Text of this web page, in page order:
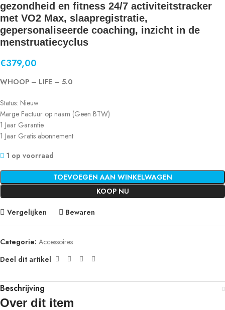
gezondheid en fitness 24/7 activiteitstracker
met VO2 Max, slaapregistratie,
gepersonaliseerde coaching, inzicht in de
menstruatiecyclus
€379,00
WHOOP – LIFE – 5.0
Status: Nieuw
Marge Factuur op naam (Geen BTW)
1 Jaar Garantie
1 Jaar Gratis abonnement
1 op voorraad
TOEVOEGEN AAN WINKELWAGEN
KOOP NU
Vergelijken Bewaren
Categorie: Accessoires
Deel dit artikel
Beschrijving
Over dit item